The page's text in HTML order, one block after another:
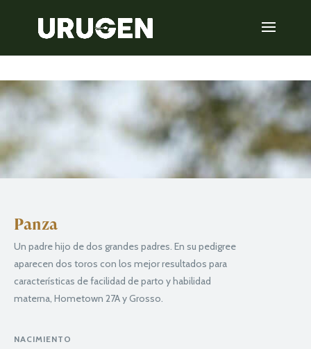
Panza
Un padre hijo de dos grandes padres. En su pedigree
aparecen dos toros con los mejor resultados para
características de facilidad de parto y habilidad
materna, Hometown 27A y Grosso.
NACIMIENTO